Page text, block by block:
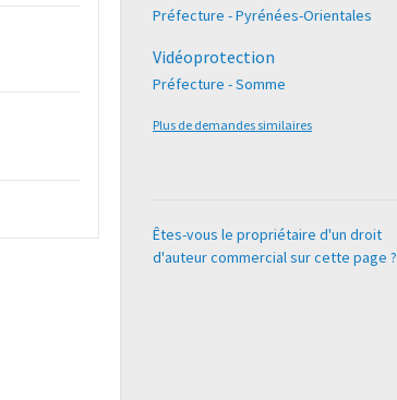
Préfecture - Pyrénées-Orientales
Vidéoprotection
Préfecture - Somme
Plus de demandes similaires
Êtes-vous le propriétaire d'un droit
d'auteur commercial sur cette page ?